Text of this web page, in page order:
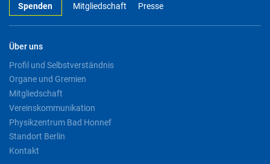
Spenden Mitgliedschaft Presse
Über uns
Profil und Selbstverständnis
Organe und Gremien
Mitgliedschaft
Vereinskommunikation
Physikzentrum Bad Honnef
Standort Berlin
Kontakt